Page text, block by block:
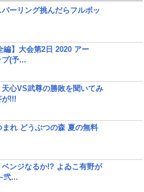
ーリング挑んだらフルボッ
編】大会第2日 2020 アー
プ(予...
天心VS武尊の勝敗を聞いてみ
が!!!
れ どうぶつの森 夏の無料
ベンジなるか!? よゐこ有野が
弐...